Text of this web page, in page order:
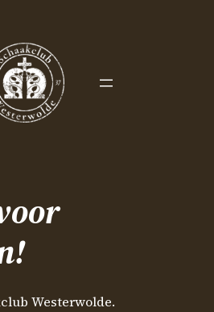
Westerwolde.